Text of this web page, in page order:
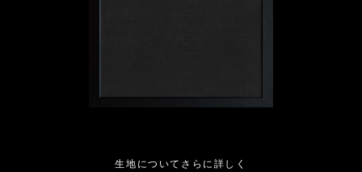
生地についてさらに詳しく